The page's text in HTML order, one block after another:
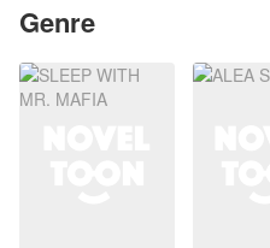
Genre